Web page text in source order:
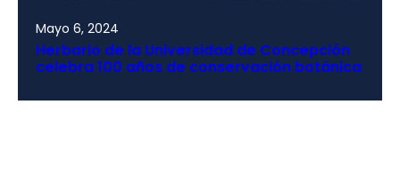
Mayo 6, 2024
Herbario de la Universidad de Concepción
celebra 100 años de conservación botánica